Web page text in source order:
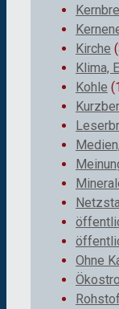
Kirche
Klima,
Kohle
Ohne